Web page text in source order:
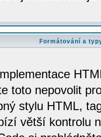
Formátování a
toto nepovolit
stylu HTML,
větší kontrolu